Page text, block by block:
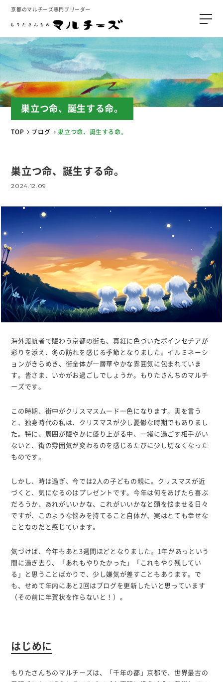
京都のマルチーズ専門ブリーダー
巣立つ命、誕生する命。
TOP ブログ 巣立つ命、誕生する命。
巣立つ命、誕生する命。
2024.12.09
海外渡航者で賑わう京都の街も、真紅に色づいたポインセチアが
彩りを添え、冬の訪れを感じる季節となりました。イルミネーシ
ョンがきらめき、街全体が一層華やかな雰囲気に包まれていま
す。皆さま、いかがお過ごしでしょうか。もりたさんちのマルチ
ーズです。
この時期、街中がクリスマスムード一色になります。実を言う
と、独身時代の私は、クリスマスが少し憂鬱な時期でもありまし
た。特に、周囲が賑やかに盛り上がる中、一緒に過ごす相手がい
ないと、街の雰囲気が変わるのを感じるたびに少し切なくなった
ものです。
しかし、時は過ぎ、今では2人の子どもの親に。クリスマスが近
づくと、気になるのはプレゼントです。今年は何をあげたら喜ぶ
だろうか、あれがいいかな、これがいいかなと頭を悩ませる日々
ですが、このような悩みを持てること自体が、実はとても幸せな
ことなのだと感じています。
気づけば、今年もあと3週間ほどとなりました。1年があっという
間に過ぎ去り、「あれもやりたかった」「これもやり残してい
る」と思うことばかりで、少し嫌気が差すこともあります。で
も、せめて年内にあと2回はブログを更新したいと思っています
（その前に年賀状を作らないと！）。
はじめに
もりたさんちのマルチーズは、「千年の都」京都で、世界最古の